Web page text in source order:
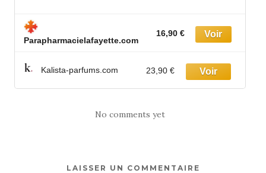
Parapharmacielafayette.com
16,90 €
Kalista-parfums.com 23,90 €
No comments yet
LAISSER UN COMMENTAIRE